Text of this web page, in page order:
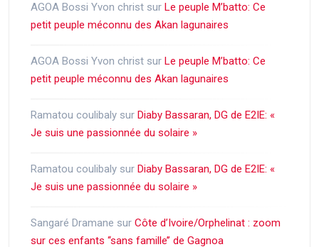
AGOA Bossi Yvon christ sur Le peuple M’batto: Ce
petit peuple méconnu des Akan lagunaires
AGOA Bossi Yvon christ sur Le peuple M’batto: Ce
petit peuple méconnu des Akan lagunaires
Ramatou coulibaly sur Diaby Bassaran, DG de E2IE: «
Je suis une passionnée du solaire »
Ramatou coulibaly sur Diaby Bassaran, DG de E2IE: «
Je suis une passionnée du solaire »
Sangaré Dramane sur Côte d’Ivoire/Orphelinat : zoom
sur ces enfants ‘‘sans famille’’ de Gagnoa